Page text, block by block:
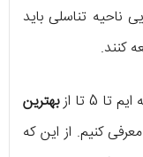
ناحیه تناسلی باید
کنند.
5 تا از
بهترین
کنیم. از این که